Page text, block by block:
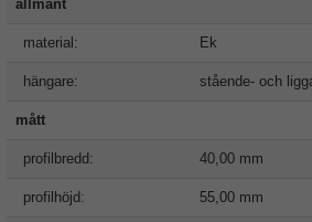
allmänt
material: Ek
hängare: stående- och
mått
profilbredd: 40,00 mm
profilhöjd: 55,00 mm